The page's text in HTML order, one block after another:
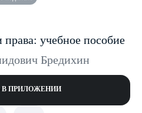
права: учебное пособие
Бредихин
В ПРИЛОЖЕНИИ